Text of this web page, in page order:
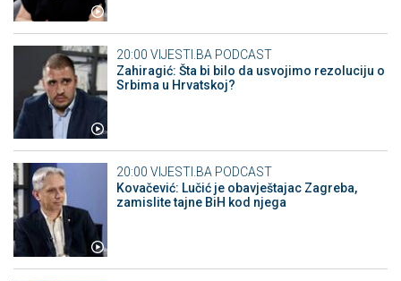
20:00 VIJESTI.BA PODCAST
Zahiragić: Šta bi bilo da usvojimo rezoluciju o
Srbima u Hrvatskoj?
20:00 VIJESTI.BA PODCAST
Kovačević: Lučić je obavještajac Zagreba,
zamislite tajne BiH kod njega